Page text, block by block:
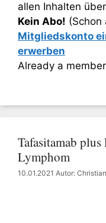
allen Inhalten
Kein Abo! (Schon
Mitgliedskonto
erwerben
Already a
Tafasitamab
Lymphom
10.01.2021 Autor: